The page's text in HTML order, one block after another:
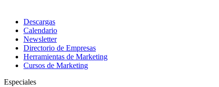
Descargas
Calendario
Newsletter
Directorio de Empresas
Herramientas de Marketing
Cursos de Marketing
Especiales